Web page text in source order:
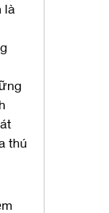
là
thú